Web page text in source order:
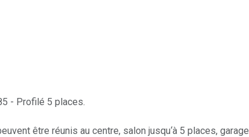
- Profilé 5 places.
être réunis au centre, salon jusqu‘à 5 places, garage